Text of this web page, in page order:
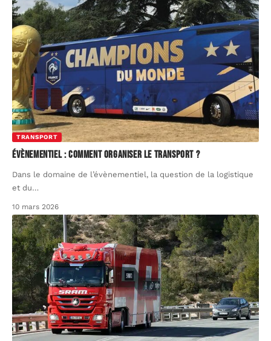
TRANSPORT
Évènementiel : comment organiser le transport ?
Dans le domaine de l’évènementiel, la question de la logistique
et du…
10 mars 2026